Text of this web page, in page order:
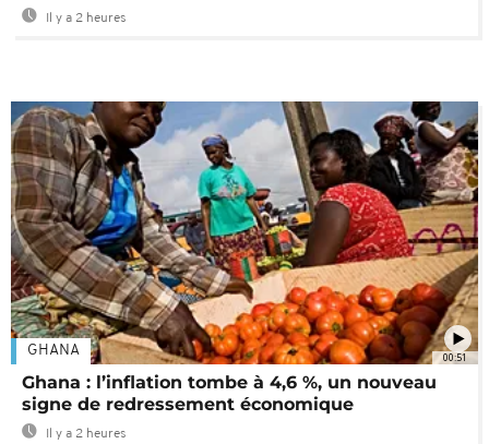
Il y a 2 heures
00:51
GHANA
Ghana : l’inflation tombe à 4,6 %, un nouveau
signe de redressement économique
Il y a 2 heures